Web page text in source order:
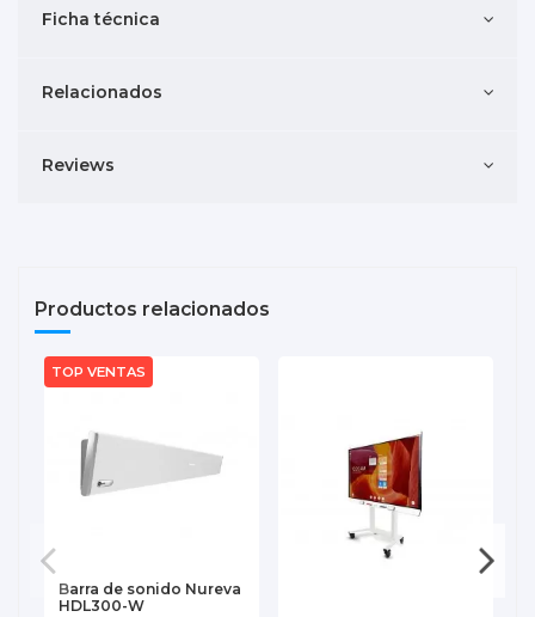
Ficha técnica
Relacionados
Reviews
Productos relacionados
Barra de sonido Nureva
HDL300-W
TOP VENTAS